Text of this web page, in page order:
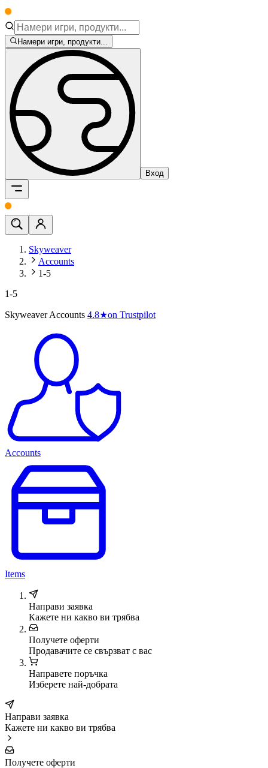
Намери игри, продукти...
Вход
Skyweaver
Accounts
1-5
1-5
Skyweaver Accounts 4.8★on Trustpilot
Accounts
Items
Направи заявка
Кажете ни какво ви трябва
Получете оферти
Продавачите се свързват с вас
Направете поръчка
Изберете най-добрата
Направи заявка
Кажете ни какво ви трябва
Получете оферти